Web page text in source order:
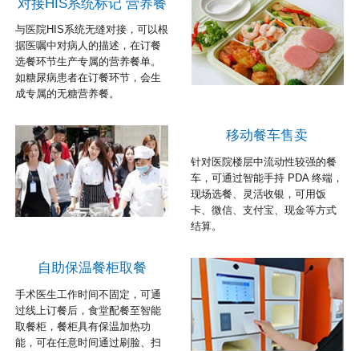
与医院HIS系统无缝对接，可以根
据医嘱中对病人的描述，在订餐
选餐环节生产专属的营养餐单。
如糖尿病患者在订餐环节，会生
成专属的无糖营养餐。
移动餐车售卖
针对医院楼层中流动性较强的餐
车，可通过智能手持 PDA 终端，
现场选餐、灵活收银，可用饭
卡、微信、支付宝、现金等方式
结算。
自助保温餐柜取餐
手术医生工作时间不固定，可通
过线上订餐后，食堂配餐至智能
取餐柜，餐柜具有保温加热功
能，可在任意时间通过刷脸、扫